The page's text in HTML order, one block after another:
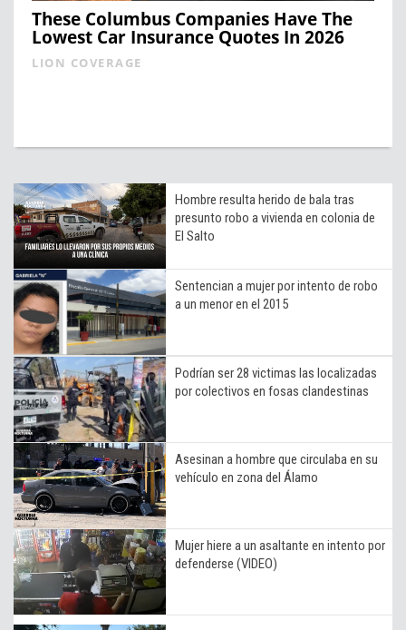
These Columbus Companies Have The
Lowest Car Insurance Quotes In 2026
LION COVERAGE
Hombre resulta herido de bala tras
presunto robo a vivienda en colonia de
El Salto
Sentencian a mujer por intento de robo
a un menor en el 2015
Podrían ser 28 victimas las localizadas
por colectivos en fosas clandestinas
Asesinan a hombre que circulaba en su
vehículo en zona del Álamo
Mujer hiere a un asaltante en intento por
defenderse (VIDEO)